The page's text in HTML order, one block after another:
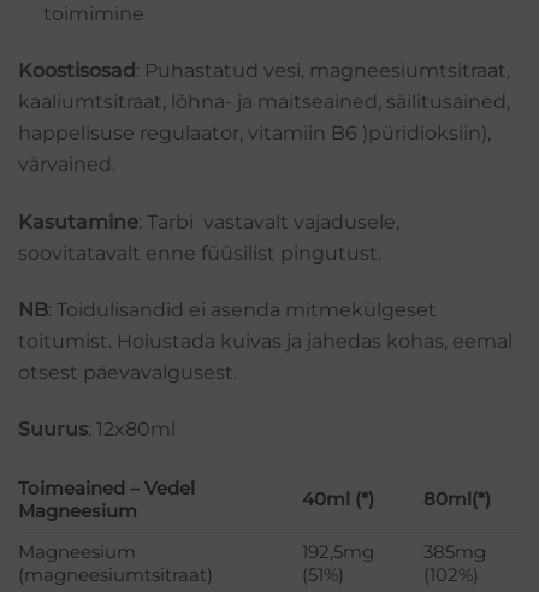
toimimine
Koostisosad : Puhastatud vesi, magneesiumtsitraat,
kaaliumtsitraat, lõhna- ja maitseained, säilitusained,
happelisuse regulaator, vitamiin B6 )püridioksiin),
värvained.
Kasutamine: Tarbi vastavalt vajadusele,
soovitatavalt enne füüsilist pingutust.
NB: Toidulisandid ei asenda mitmekülgeset
toitumist. Hoiustada kuivas ja jahedas kohas, eemal
otsest päevavalgusest.
Suurus: 12x80ml
Toimeained – Vedel
Magneesium
40ml (*) 80ml(*)
Magneesium
(magneesiumtsitraat)
192,5mg
(51%)
385mg
(102%)